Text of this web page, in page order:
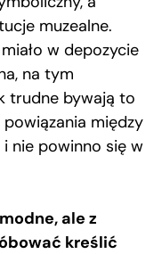
muzealne.
w depozycie
na tym
trudne bywają to
między
nie powinno się w
ale z
kreślić